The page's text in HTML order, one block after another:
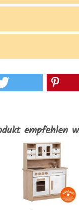
empfehlen